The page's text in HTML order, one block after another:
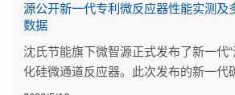
源公开新一代专利微反应器性能实测及
数据
沈氏节能旗下微智源正式发布了新一代
化硅微通道反应器。此次发布的新一代
器，是流道设计、材料配方与焊接工艺